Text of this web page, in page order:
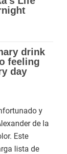
y
de la
Este
lista de